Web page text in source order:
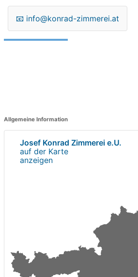
📧 info@konrad-zimmerei.at
Allgemeine Information
Josef Konrad Zimmerei e.U.
auf der Karte
anzeigen